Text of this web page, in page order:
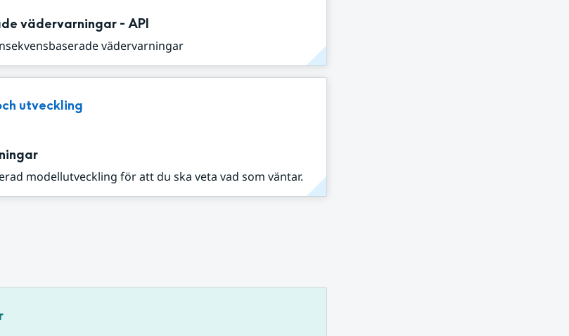
vädervarningar - API
vädervarningar
utveckling
modellutveckling för att du ska veta vad som väntar.